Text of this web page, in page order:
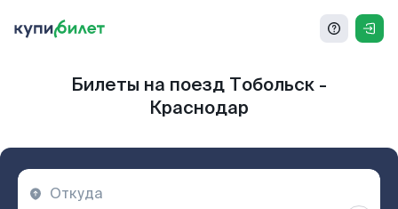
Билеты на поезд Тобольск -
Краснодар